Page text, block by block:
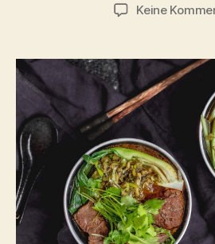
Keine